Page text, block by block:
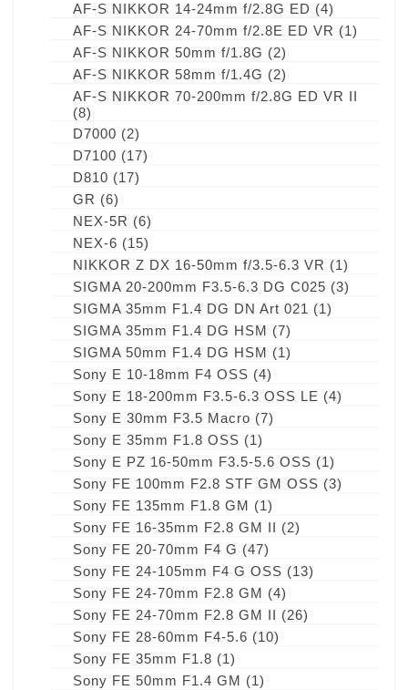
AF-S NIKKOR 14-24mm f/2.8G ED (4)
AF-S NIKKOR 24-70mm f/2.8E ED VR (1)
AF-S NIKKOR 50mm f/1.8G (2)
AF-S NIKKOR 58mm f/1.4G (2)
AF-S NIKKOR 70-200mm f/2.8G ED VR II
(8)
D7000 (2)
D7100 (17)
D810 (17)
GR (6)
NEX-5R (6)
NEX-6 (15)
NIKKOR Z DX 16-50mm f/3.5-6.3 VR (1)
SIGMA 20-200mm F3.5-6.3 DG C025 (3)
SIGMA 35mm F1.4 DG DN Art 021 (1)
SIGMA 35mm F1.4 DG HSM (7)
SIGMA 50mm F1.4 DG HSM (1)
Sony E 10-18mm F4 OSS (4)
Sony E 18-200mm F3.5-6.3 OSS LE (4)
Sony E 30mm F3.5 Macro (7)
Sony E 35mm F1.8 OSS (1)
Sony E PZ 16-50mm F3.5-5.6 OSS (1)
Sony FE 100mm F2.8 STF GM OSS (3)
Sony FE 135mm F1.8 GM (1)
Sony FE 16-35mm F2.8 GM II (2)
Sony FE 20-70mm F4 G (47)
Sony FE 24-105mm F4 G OSS (13)
Sony FE 24-70mm F2.8 GM (4)
Sony FE 24-70mm F2.8 GM II (26)
Sony FE 28-60mm F4-5.6 (10)
Sony FE 35mm F1.8 (1)
Sony FE 50mm F1.4 GM (1)